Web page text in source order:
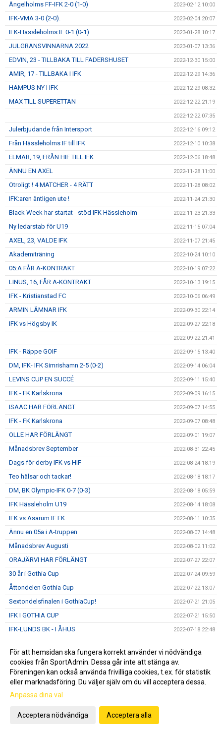
Ängelholms FF-IFK 2-0 (1-0) 2023-02-12 10:00
IFK-VMA 3-0 (2-0). 2023-02-04 20:07
IFK-Hässleholms IF 0-1 (0-1) 2023-01-28 10:17
JULGRANSVINNARNA 2022 2023-01-07 13:36
EDVIN, 23 - TILLBAKA TILL FADERSHUSET 2022-12-30 15:00
AMIR, 17 - TILLBAKA I IFK 2022-12-29 14:36
HAMPUS NY I IFK 2022-12-29 08:32
MAX TILL SUPERETTAN 2022-12-22 21:19
2022-12-22 07:35
Julerbjudande från Intersport 2022-12-16 09:12
Från Hässleholms IF till IFK 2022-12-10 10:38
ELMAR, 19, FRÅN HIF TILL IFK 2022-12-06 18:48
ÄNNU EN AXEL 2022-11-28 11:00
Otroligt ! 4 MATCHER - 4 RÄTT 2022-11-28 08:02
IFK:aren äntligen ute ! 2022-11-24 21:30
Black Week har startat - stöd IFK Hässleholm 2022-11-23 21:33
Ny ledarstab för U19 2022-11-15 07:04
AXEL, 23, VALDE IFK 2022-11-07 21:45
Akademiträning 2022-10-24 10:10
05:A FÅR A-KONTRAKT 2022-10-19 07:22
LINUS, 16, FÅR A-KONTRAKT 2022-10-13 19:15
IFK - Kristianstad FC 2022-10-06 06:49
ARMIN LÄMNAR IFK 2022-09-30 22:14
IFK vs Högsby IK 2022-09-27 22:18
2022-09-22 21:41
IFK - Räppe GOIF 2022-09-15 13:40
DM, IFK- IFK Simrishamn 2-5 (0-2) 2022-09-14 06:04
LEVINS CUP EN SUCCÉ 2022-09-11 15:40
IFK - FK Karlskrona 2022-09-09 16:15
ISAAC HAR FÖRLÄNGT 2022-09-07 14:55
IFK - FK Karlskrona 2022-09-07 08:48
OLLE HAR FÖRLÄNGT 2022-09-01 19:07
Månadsbrev September 2022-08-31 22:45
Dags för derby IFK vs HIF 2022-08-24 18:19
Teo hälsar och tackar! 2022-08-18 18:17
DM, BK Olympic-IFK 0-7 (0-3) 2022-08-18 05:59
IFK Hässleholm U19 2022-08-14 18:08
IFK vs Asarum IF FK 2022-08-11 10:35
Ännu en 05a i A-truppen 2022-08-07 14:48
Månadsbrev Augusti 2022-08-02 11:02
ORAJÄRVI HAR FÖRLÄNGT 2022-07-27 22:07
30 år i Gothia Cup 2022-07-24 09:59
Åttondelen Gothia Cup 2022-07-22 13:07
Sextondelsfinalen i GothiaCup! 2022-07-21 21:05
IFK I GOTHIA CUP 2022-07-21 15:50
IFK-LUNDS BK - I ÅHUS 2022-07-18 22:48
IFK vs Eslövs BK 2022-06-21 21:14
IFK och Fritidscamp 2022-06-17 22:24
DM, IFK- IF Lödde 2-1 (0-0) 2022-06-15 22:14
Sommarfotbollsskola
IFK vs Ariana FC
För att hemsidan ska fungera korrekt använder vi nödvändiga
cookies från SportAdmin. Dessa går inte att stänga av.
Föreningen kan också använda frivilliga cookies, t.ex. för statistik
eller marknadsföring. Du väljer själv om du vill acceptera dessa.
Anpassa dina val
Acceptera nödvändiga Acceptera alla